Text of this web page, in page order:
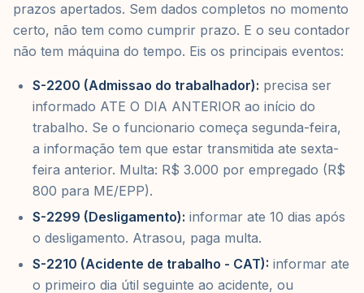
prazos apertados. Sem dados completos no momento
certo, não tem como cumprir prazo. E o seu contador
não tem máquina do tempo. Eis os principais eventos:
S-2200 (Admissao do trabalhador): precisa ser
informado ATE O DIA ANTERIOR ao início do
trabalho. Se o funcionario começa segunda-feira,
a informação tem que estar transmitida ate sexta-
feira anterior. Multa: R$ 3.000 por empregado (R$
800 para ME/EPP).
S-2299 (Desligamento): informar ate 10 dias após
o desligamento. Atrasou, paga multa.
S-2210 (Acidente de trabalho - CAT): informar ate
o primeiro dia útil seguinte ao acidente, ou